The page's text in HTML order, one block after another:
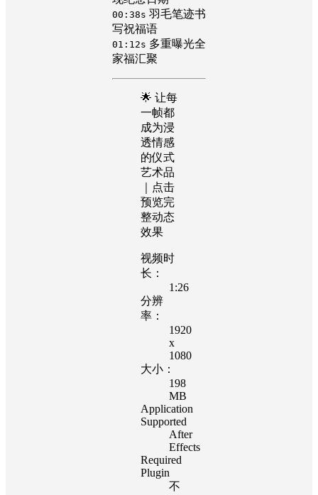
00:38s 羽毛笔迹书
写祝福语
01:12s 多重曝光全
家福汇聚
🌟 让每
一帧都
成为浸
透情感
的仪式
艺术品
｜点击
预览完
整动态
效果
视频时
长：
1:26
分辨
率：
1920
x
1080
大小：
198
MB
Application
Supported
After
Effects
Required
Plugin
不